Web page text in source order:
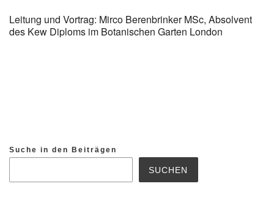
Leitung und Vortrag: Mirco Berenbrinker MSc, Absolvent
des Kew Diploms im Botanischen Garten London
Suche in den Beiträgen
SUCHEN